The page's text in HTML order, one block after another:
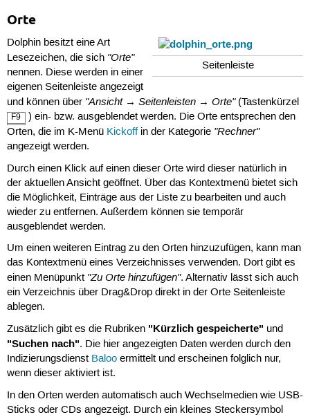
Orte
Seitenleiste
Dolphin besitzt eine Art
Lesezeichen, die sich "Orte"
nennen. Diese werden in einer
eigenen Seitenleiste angezeigt
und können über "Ansicht → Seitenleisten → Orte"(Tastenkürzel
F9
) ein- bzw. ausgeblendet werden. Die Orte entsprechen den
Orten, die im K-Menü Kickoffin der Kategorie "Rechner"
angezeigt werden.
Durch einen Klick auf einen dieser Orte wird dieser natürlich in
der aktuellen Ansicht geöffnet. Über das Kontextmenü bietet sich
die Möglichkeit, Einträge aus der Liste zu bearbeiten und auch
wieder zu entfernen. Außerdem können sie temporär
ausgeblendet werden.
Um einen weiteren Eintrag zu den Orten hinzuzufügen, kann man
das Kontextmenü eines Verzeichnisses verwenden. Dort gibt es
einen Menüpunkt "Zu Orte hinzufügen". Alternativ lässt sich auch
ein Verzeichnis über Drag&Drop direkt in der Orte Seitenleiste
ablegen.
Zusätzlich gibt es die Rubriken "Kürzlich gespeicherte"und
"Suchen nach". Die hier angezeigten Daten werden durch den
Indizierungsdienst Balooermittelt und erscheinen folglich nur,
wenn dieser aktiviert ist.
In den Orten werden automatisch auch Wechselmedien wie USB-
Sticks oder CDs angezeigt. Durch ein kleines Steckersymbol